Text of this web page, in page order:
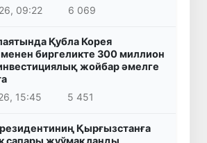
09:22
6 069
Қубла Корея
биргеликте 300 миллион
жойбар әмелге
15:45
5 451
Қырғызстанға
сапары жуўмақланды